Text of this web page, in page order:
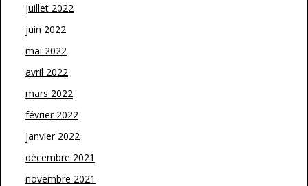
juillet 2022
juin 2022
mai 2022
avril 2022
mars 2022
février 2022
janvier 2022
décembre 2021
novembre 2021